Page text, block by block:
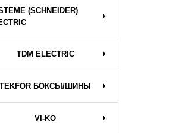
(SCHNEIDER)
TDM ELECTRIC
TEKFOR БОКСЫ/ШИНЫ
VI-KO